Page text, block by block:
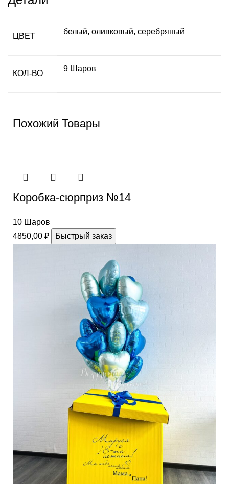
ЦВЕТ
белый, оливковый, серебряный
КОЛ-ВО
9 Шаров
Похожий Товары
Коробка-сюрприз №14
10 Шаров
4850,00 ₽ Быстрый заказ